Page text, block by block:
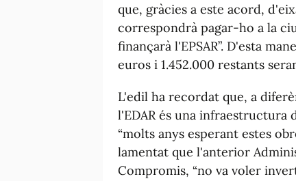
que, gràcies a este acord,
correspondrà pagar-ho a la
finançarà l'EPSAR”. D'esta
euros i 1.452.000 restants
L'edil ha recordat que, a
l'EDAR és una
“molts anys esperant estes
lamentat que l'anterior
Compromis, “no va voler